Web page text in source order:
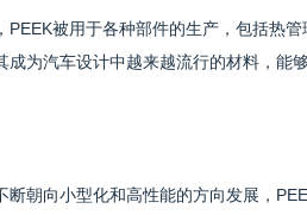
PEEK被用于各种部件的生产，包括热
成为汽车设计中越来越流行的材料，能
断朝向小型化和高性能的方向发展，